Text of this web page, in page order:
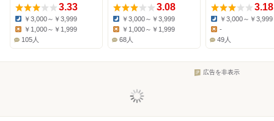
3.33
Dinner:
￥3,000～￥3,999
￥1,000～￥1,999
105人
3.08
Dinner:
￥3,000～￥3,999
Lunch:
￥1,000～￥1,999
68人
3.18
Dinner:
￥3,000～￥3,999
Lunch:
-
49人
広告を非表示